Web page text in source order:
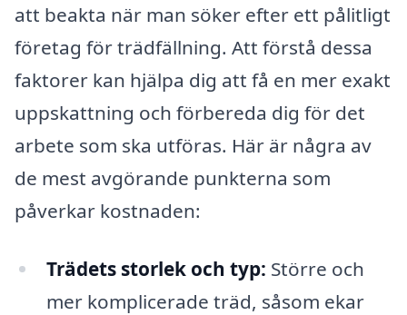
att beakta när man söker efter ett pålitligt
företag för trädfällning. Att förstå dessa
faktorer kan hjälpa dig att få en mer exakt
uppskattning och förbereda dig för det
arbete som ska utföras. Här är några av
de mest avgörande punkterna som
påverkar kostnaden:
Trädets storlek och typ: Större och
mer komplicerade träd, såsom ekar